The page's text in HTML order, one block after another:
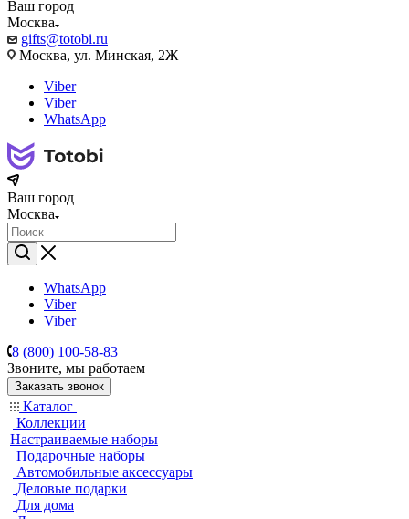
Ваш город
Москва
gifts@totobi.ru
Москва, ул. Минская, 2Ж
Viber
Viber
WhatsApp
Ваш город
Москва
WhatsApp
Viber
Viber
8 (800) 100-58-83
Звоните, мы работаем
Заказать звонок
Каталог
Коллекции
Настраиваемые наборы
Подарочные наборы
Автомобильные аксессуары
Деловые подарки
Для дома